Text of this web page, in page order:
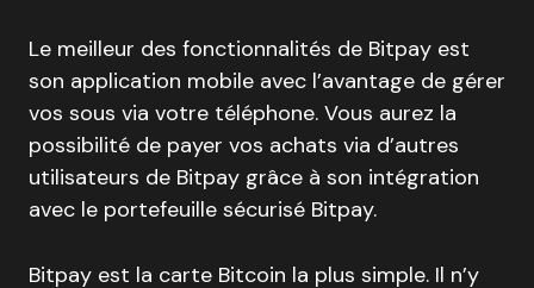
Le meilleur des fonctionnalités de Bitpay est
son application mobile avec l’avantage de gérer
vos sous via votre téléphone. Vous aurez la
possibilité de payer vos achats via d’autres
utilisateurs de Bitpay grâce à son intégration
avec le portefeuille sécurisé Bitpay.
Bitpay est la carte Bitcoin la plus simple. Il n’y